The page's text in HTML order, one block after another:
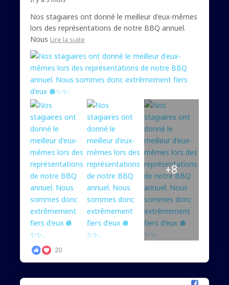
Nos stagiaires ont donné le meilleur d'eux-mêmes
lors des représentations de notre BBQ annuel.
Nous Lire la suite
+8
20